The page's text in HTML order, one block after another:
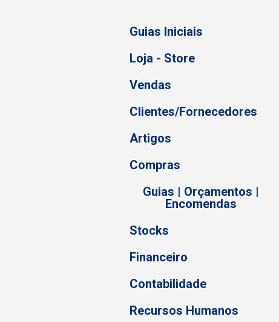
Guias Iniciais
Loja - Store
Vendas
Clientes/Fornecedores
Artigos
Compras
Guias | Orçamentos |
Encomendas
Stocks
Financeiro
Contabilidade
Recursos Humanos